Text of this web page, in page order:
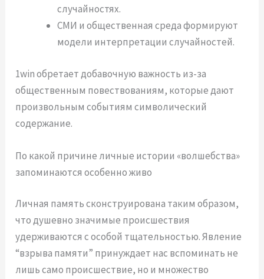
случайностях.
СМИ и общественная среда формируют
модели интерпретации случайностей.
1win обретает добавочную важность из-за
общественным повествованиям, которые дают
произвольным событиям символический
содержание.
По какой причине личные истории «волшебства»
запоминаются особенно живо
Личная память сконструирована таким образом,
что душевно значимые происшествия
удерживаются с особой тщательностью. Явление
“взрыва памяти” принуждает нас вспоминать не
лишь само происшествие, но и множество